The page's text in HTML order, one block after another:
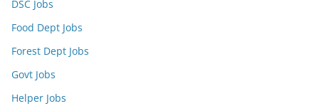
DSC Jobs
Food Dept Jobs
Forest Dept Jobs
Govt Jobs
Helper Jobs